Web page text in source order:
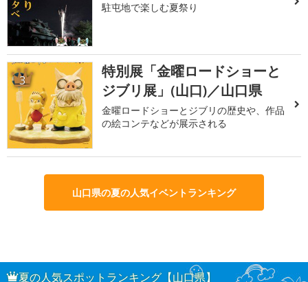
駐屯地で楽しむ夏祭り
3
特別展「金曜ロードショーと
ジブリ展」(山口)／山口県
金曜ロードショーとジブリの歴史や、作品
の絵コンテなどが展示される
山口県の夏の人気イベントランキング
夏の人気スポットランキング【山口県】